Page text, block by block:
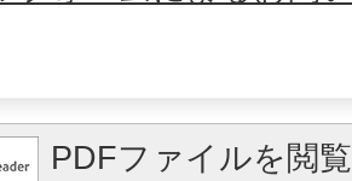
PDFファイルを閲